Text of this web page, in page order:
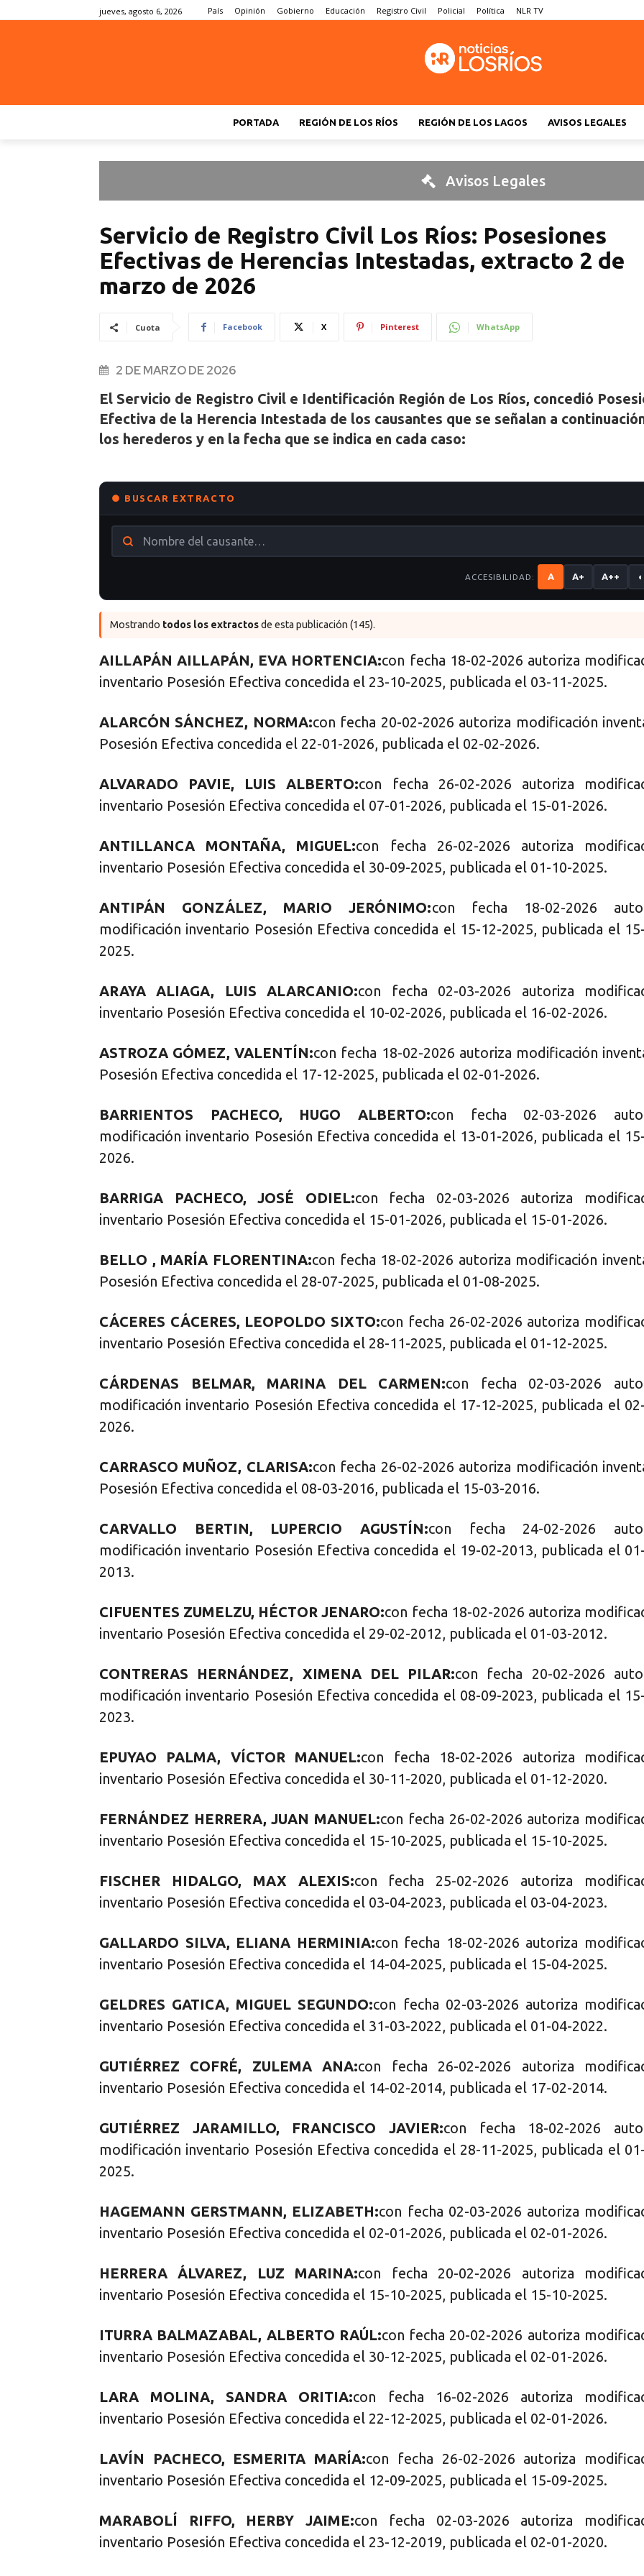
jueves, agosto 6, 2026 País Opinión Gobierno Educación Registro Civil Policial Política NLR TV
PORTADA REGIÓN DE LOS RÍOS REGIÓN DE LOS LAGOS AVISOS LEGALES
Avisos Legales
Servicio de Registro Civil Los Ríos: Posesiones
Efectivas de Herencias Intestadas, extracto 2 de
marzo de 2026
Cuota Facebook X Pinterest WhatsApp
2 DE MARZO DE 2026
El Servicio de Registro Civil e Identificación Región de Los Ríos, concedió
Efectiva de la Herencia Intestada de los causantes que se señalan a
los herederos y en la fecha que se indica en cada caso:
● BUSCAR EXTRACTO
ACCESIBILIDAD: A A+ A++ ◐
Mostrando todos los extractosde esta publicación (145).
AILLAPÁN AILLAPÁN, EVA HORTENCIA:con fecha 18-02-2026 autoriza
inventario Posesión Efectiva concedida el 23-10-2025, publicada el 03-11-2025.
ALARCÓN SÁNCHEZ, NORMA:con fecha 20-02-2026 autoriza modificación
Posesión Efectiva concedida el 22-01-2026, publicada el 02-02-2026.
ALVARADO PAVIE, LUIS ALBERTO:con fecha 26-02-2026 autoriza
inventario Posesión Efectiva concedida el 07-01-2026, publicada el 15-01-2026.
ANTILLANCA MONTAÑA, MIGUEL:con fecha 26-02-2026 autoriza
inventario Posesión Efectiva concedida el 30-09-2025, publicada el 01-10-2025.
ANTIPÁN GONZÁLEZ, MARIO JERÓNIMO:con fecha 18-02-2026
modificación inventario Posesión Efectiva concedida el 15-12-2025, publicada el
2025.
ARAYA ALIAGA, LUIS ALARCANIO:con fecha 02-03-2026 autoriza
inventario Posesión Efectiva concedida el 10-02-2026, publicada el 16-02-2026.
ASTROZA GÓMEZ, VALENTÍN:con fecha 18-02-2026 autoriza modificación
Posesión Efectiva concedida el 17-12-2025, publicada el 02-01-2026.
BARRIENTOS PACHECO, HUGO ALBERTO:con fecha 02-03-2026
modificación inventario Posesión Efectiva concedida el 13-01-2026, publicada el
2026.
BARRIGA PACHECO, JOSÉ ODIEL:con fecha 02-03-2026 autoriza
inventario Posesión Efectiva concedida el 15-01-2026, publicada el 15-01-2026.
BELLO , MARÍA FLORENTINA:con fecha 18-02-2026 autoriza modificación
Posesión Efectiva concedida el 28-07-2025, publicada el 01-08-2025.
CÁCERES CÁCERES, LEOPOLDO SIXTO:con fecha 26-02-2026 autoriza
inventario Posesión Efectiva concedida el 28-11-2025, publicada el 01-12-2025.
CÁRDENAS BELMAR, MARINA DEL CARMEN:con fecha 02-03-2026
modificación inventario Posesión Efectiva concedida el 17-12-2025, publicada el
2026.
CARRASCO MUÑOZ, CLARISA:con fecha 26-02-2026 autoriza modificación
Posesión Efectiva concedida el 08-03-2016, publicada el 15-03-2016.
CARVALLO BERTIN, LUPERCIO AGUSTÍN:con fecha 24-02-2026
modificación inventario Posesión Efectiva concedida el 19-02-2013, publicada el
2013.
CIFUENTES ZUMELZU, HÉCTOR JENARO:con fecha 18-02-2026 autoriza
inventario Posesión Efectiva concedida el 29-02-2012, publicada el 01-03-2012.
CONTRERAS HERNÁNDEZ, XIMENA DEL PILAR:con fecha 20-02-2026
modificación inventario Posesión Efectiva concedida el 08-09-2023, publicada el
2023.
EPUYAO PALMA, VÍCTOR MANUEL:con fecha 18-02-2026 autoriza
inventario Posesión Efectiva concedida el 30-11-2020, publicada el 01-12-2020.
FERNÁNDEZ HERRERA, JUAN MANUEL:con fecha 26-02-2026 autoriza
inventario Posesión Efectiva concedida el 15-10-2025, publicada el 15-10-2025.
FISCHER HIDALGO, MAX ALEXIS:con fecha 25-02-2026 autoriza
inventario Posesión Efectiva concedida el 03-04-2023, publicada el 03-04-2023.
GALLARDO SILVA, ELIANA HERMINIA:con fecha 18-02-2026 autoriza
inventario Posesión Efectiva concedida el 14-04-2025, publicada el 15-04-2025.
GELDRES GATICA, MIGUEL SEGUNDO:con fecha 02-03-2026 autoriza
inventario Posesión Efectiva concedida el 31-03-2022, publicada el 01-04-2022.
GUTIÉRREZ COFRÉ, ZULEMA ANA:con fecha 26-02-2026 autoriza
inventario Posesión Efectiva concedida el 14-02-2014, publicada el 17-02-2014.
GUTIÉRREZ JARAMILLO, FRANCISCO JAVIER:con fecha 18-02-2026
modificación inventario Posesión Efectiva concedida el 28-11-2025, publicada el
2025.
HAGEMANN GERSTMANN, ELIZABETH:con fecha 02-03-2026 autoriza
inventario Posesión Efectiva concedida el 02-01-2026, publicada el 02-01-2026.
HERRERA ÁLVAREZ, LUZ MARINA:con fecha 20-02-2026 autoriza
inventario Posesión Efectiva concedida el 15-10-2025, publicada el 15-10-2025.
ITURRA BALMAZABAL, ALBERTO RAÚL:con fecha 20-02-2026 autoriza
inventario Posesión Efectiva concedida el 30-12-2025, publicada el 02-01-2026.
LARA MOLINA, SANDRA ORITIA:con fecha 16-02-2026 autoriza
inventario Posesión Efectiva concedida el 22-12-2025, publicada el 02-01-2026.
LAVÍN PACHECO, ESMERITA MARÍA:con fecha 26-02-2026 autoriza
inventario Posesión Efectiva concedida el 12-09-2025, publicada el 15-09-2025.
MARABOLÍ RIFFO, HERBY JAIME:con fecha 02-03-2026 autoriza
inventario Posesión Efectiva concedida el 23-12-2019, publicada el 02-01-2020.